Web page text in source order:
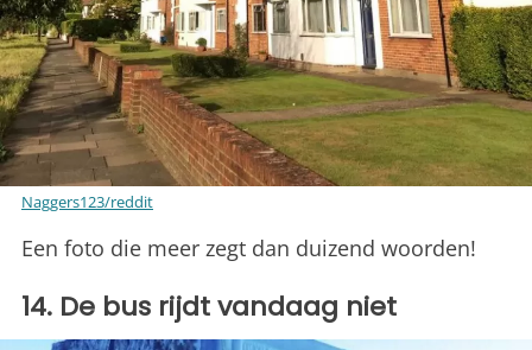
Naggers123/reddit
Een foto die meer zegt dan duizend woorden!
14. De bus rijdt vandaag niet